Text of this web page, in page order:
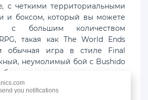
с четкими территориальными
и боксом, который вы можете
с большим количеством
такая как The World Ends
обычная игра в стиле Final
неумолимый бой с Bushido
верны, вам предлагается
которые могут изменить
«Путь Самурая 4», в отличие от
you notifications